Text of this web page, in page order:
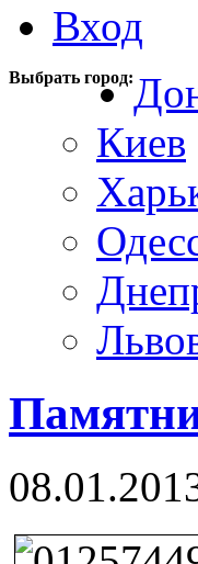
Вход
Выбрать город:
Киев